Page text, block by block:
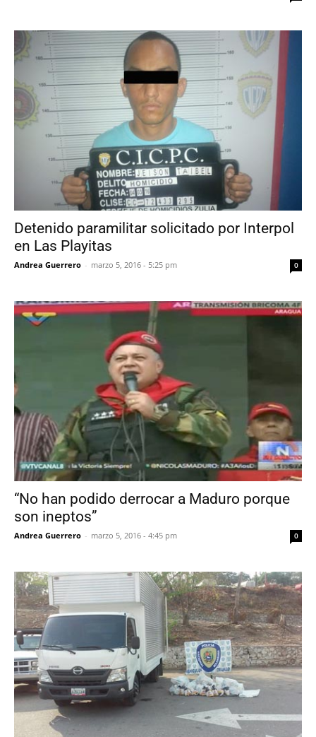
Detenido paramilitar solicitado por Interpol
en Las Playitas
Andrea Guerrero - marzo 5, 2016 - 5:25 pm 0
“No han podido derrocar a Maduro porque
son ineptos”
Andrea Guerrero - marzo 5, 2016 - 4:45 pm 0